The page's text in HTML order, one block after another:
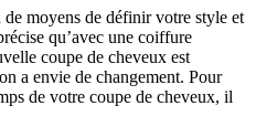
moyens de définir votre style et
qu’avec une coiffure
coupe de cheveux est
a envie de changement. Pour
de votre coupe de cheveux, il